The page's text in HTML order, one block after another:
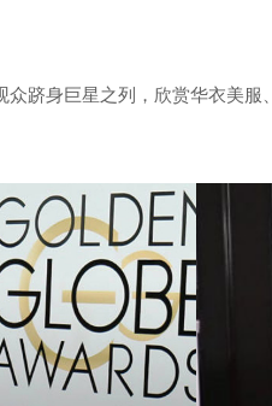
跻身巨星之列，欣赏华衣美服